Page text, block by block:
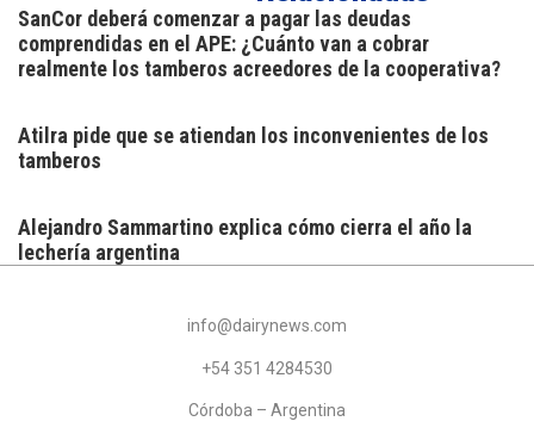
SanCor deberá comenzar a pagar las deudas
comprendidas en el APE: ¿Cuánto van a cobrar
realmente los tamberos acreedores de la cooperativa?
Atilra pide que se atiendan los inconvenientes de los
tamberos
Alejandro Sammartino explica cómo cierra el año la
lechería argentina
info@dairynews.com
+54 351 4284530
Córdoba – Argentina